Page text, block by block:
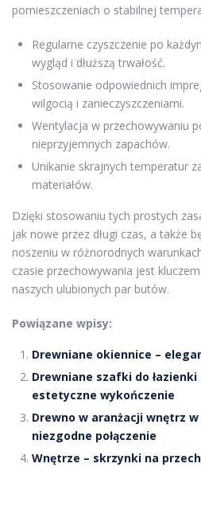
pomieszczeniach o stabilnej
Regularne czyszczenie po
wygląd i dłuższą trwałość.
Stosowanie odpowiednich
wilgocią i zanieczyszczeniami.
Wentylacja w przechowywaniu
nieprzyjemnych zapachów.
Unikanie skrajnych temperatur
materiałów.
Dzięki stosowaniu tych prostych
jak nowe przez długi czas, a także
noszeniu w różnorodnych
czasie przechowywania jest
naszych ulubionych par butów.
Powiązane wpisy:
Drewniane okiennice –
Drewniane szafki do
estetyczne wykończenie
Drewno w aranżacji wnętrz
niezgodne połączenie
Wnętrze – skrzynki na